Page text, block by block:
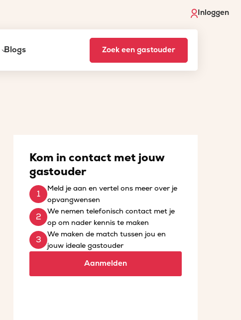
Inloggen
Blogs Zoek een gastouder
Kom in contact met jouw
gastouder
Meld je aan en vertel ons meer over je
opvangwensen
We nemen telefonisch contact met je
op om nader kennis te maken
We maken de match tussen jou en
jouw ideale gastouder
Aanmelden